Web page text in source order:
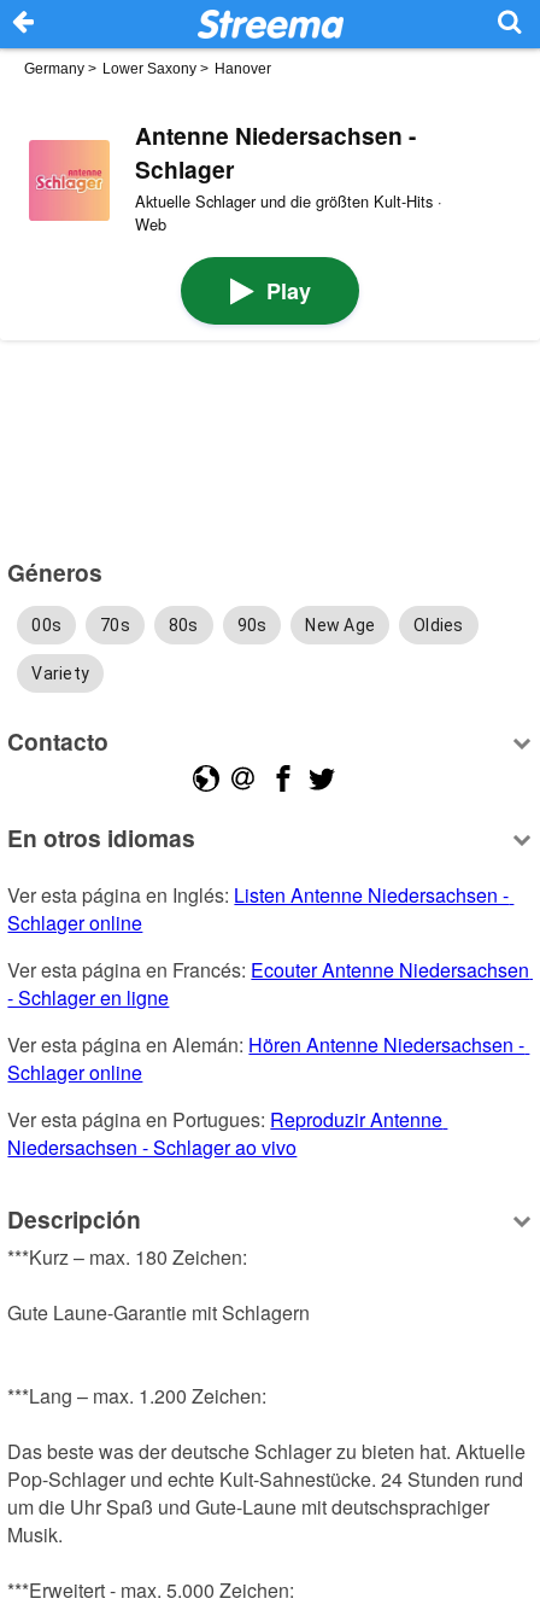
Germany > Lower Saxony > Hanover
Antenne Niedersachsen -
Schlager
Aktuelle Schlager und die größten Kult-Hits ·
Web
Play
Géneros
00s 70s 80s 90s New Age Oldies
Variety
Contacto
En otros idiomas
Ver esta página en Inglés: Listen Antenne Niedersachsen -
Schlager online
Ver esta página en Francés: Ecouter Antenne Niedersachsen
- Schlager en ligne
Ver esta página en Alemán: Hören Antenne Niedersachsen -
Schlager online
Ver esta página en Portugues: Reproduzir Antenne
Niedersachsen - Schlager ao vivo
Descripción
***Kurz – max. 180 Zeichen:
Gute Laune-Garantie mit Schlagern
***Lang – max. 1.200 Zeichen:
Das beste was der deutsche Schlager zu bieten hat. Aktuelle
Pop-Schlager und echte Kult-Sahnestücke. 24 Stunden rund
um die Uhr Spaß und Gute-Laune mit deutschsprachiger
Musik.
***Erweitert - max. 5.000 Zeichen: